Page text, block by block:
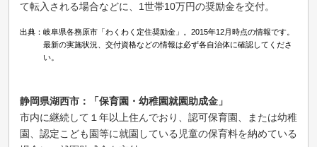
て転入される場合などに、1世帯10万円の奨励金を交付。
出典：岐阜県各務原市「わくわく定住奨励金」。2015年12月時点の情報です。
最新の実施状況、交付資格などの情報は必ず各自治体に確認してくださ
い。
静岡県湖西市：「保育園・幼稚園就園助成金」
市内に継続して１年以上住んでおり、認可保育園、または幼稚
園、認定こども園等に就園している児童の保育料を納めている